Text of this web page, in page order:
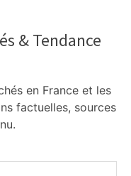
& Tendance
en France et les
factuelles, sources